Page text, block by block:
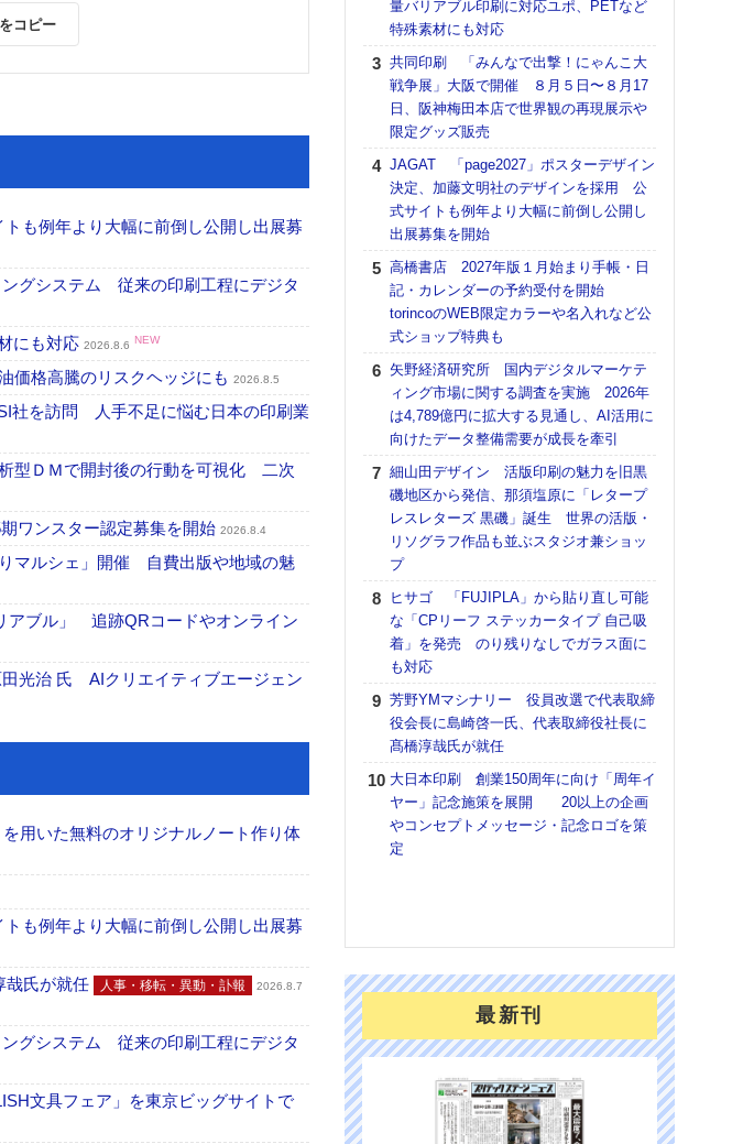
コピー
も例年より大幅に前倒し公開し出展募
グシステム 従来の印刷工程にデジタ
にも対応 2026.8.6 NEW
格高騰のリスクヘッジにも 2026.8.5
社を訪問 人手不足に悩む日本の印刷業
型ＤＭで開封後の行動を可視化 二次
ワンスター認定募集を開始 2026.8.4
マルシェ」開催 自費出版や地域の魅
アブル」 追跡QRコードやオンライン
光治 氏 AIクリエイティブエージェン
用いた無料のオリジナルノート作り体
も例年より大幅に前倒し公開し出展募
哉氏が就任 人事・移転・異動・訃報
2026.8.7
グシステム 従来の印刷工程にデジタ
文具フェア」を東京ビッグサイトで
量バリアブル印刷に対応ユポ、PETなど
特殊素材にも対応
共同印刷 「みんなで出撃！にゃんこ大
戦争展」大阪で開催 ８月５日〜８月17
日、阪神梅田本店で世界観の再現展示や
限定グッズ販売
JAGAT 「page2027」ポスターデザイン
決定、加藤文明社のデザインを採用 公
式サイトも例年より大幅に前倒し公開し
出展募集を開始
高橋書店 2027年版１月始まり手帳・日
記・カレンダーの予約受付を開始
torincoのWEB限定カラーや名入れなど公
式ショップ特典も
矢野経済研究所 国内デジタルマーケテ
ィング市場に関する調査を実施 2026年
は4,789億円に拡大する見通し、AI活用に
向けたデータ整備需要が成長を牽引
細山田デザイン 活版印刷の魅力を旧黒
磯地区から発信、那須塩原に「レタープ
レスレターズ 黒磯」誕生 世界の活版・
リソグラフ作品も並ぶスタジオ兼ショッ
プ
ヒサゴ 「FUJIPLA」から貼り直し可能
な「CPリーフ ステッカータイプ 自己吸
着」を発売 のり残りなしでガラス面に
も対応
芳野YMマシナリー 役員改選で代表取締
役会長に島崎啓一氏、代表取締役社長に
髙橋淳哉氏が就任
大日本印刷 創業150周年に向け「周年イ
ヤー」記念施策を展開 20以上の企画
やコンセプトメッセージ・記念ロゴを策
定
最新刊